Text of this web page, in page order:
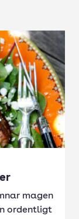
magen
ordentligt